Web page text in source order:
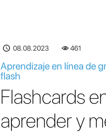
08.08.2023 461
Aprendizaje en línea de
flash
Flashcards
aprender y